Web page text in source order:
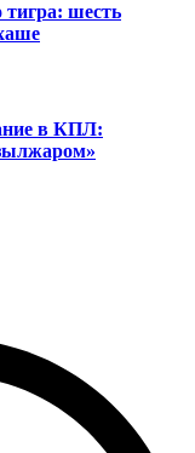
тигра: шесть
в КПЛ: